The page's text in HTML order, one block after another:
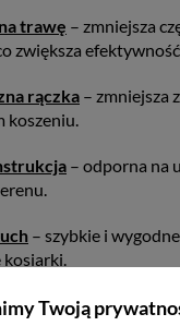
trawę – zmniejsza
zwiększa efektywność
rączka – zmniejsza
koszeniu.
– odporna na
– szybkie i wygodne
Twoją